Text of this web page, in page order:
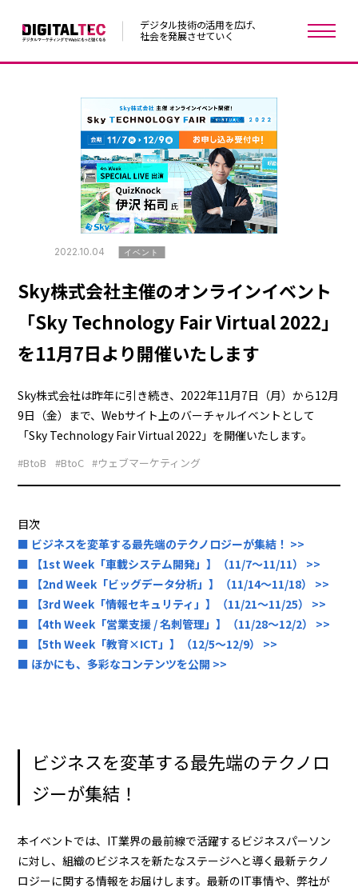
デジタル技術の活用を広げ、
社会を発展させていく
2022.10.04 イベント
Sky株式会社主催のオンラインイベント
「Sky Technology Fair Virtual 2022」
を11月7日より開催いたします
Sky株式会社は昨年に引き続き、2022年11月7日（月）から12月
9日（金）まで、Webサイト上のバーチャルイベントとして
「Sky Technology Fair Virtual 2022」を開催いたします。
#BtoB #BtoC #ウェブマーケティング
目次
■ ビジネスを変革する最先端のテクノロジーが集結！ >>
■ 【1st Week「車載システム開発」】（11/7～11/11） >>
■ 【2nd Week「ビッグデータ分析」】（11/14～11/18） >>
■ 【3rd Week「情報セキュリティ」】（11/21～11/25） >>
■ 【4th Week「営業支援 / 名刺管理」】（11/28～12/2） >>
■ 【5th Week「教育×ICT」】（12/5～12/9） >>
■ ほかにも、多彩なコンテンツを公開 >>
ビジネスを変革する最先端のテクノロ
ジーが集結！
本イベントでは、IT業界の最前線で活躍するビジネスパーソン
に対し、組織のビジネスを新たなステージへと導く最新テクノ
ロジーに関する情報をお届けします。最新のIT事情や、弊社が